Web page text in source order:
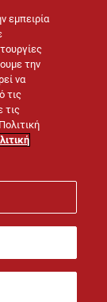
εμπειρία
την
να
τις
τις